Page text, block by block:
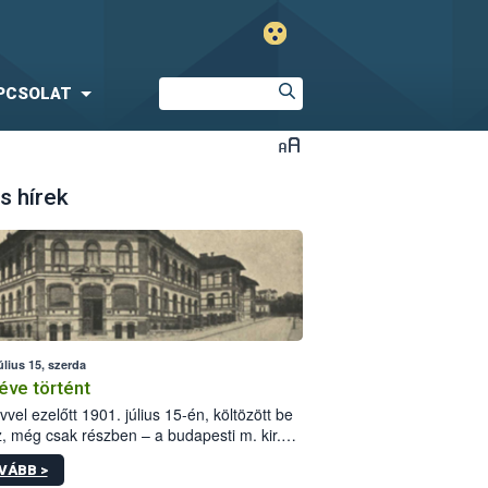
hírek
15, szerda
történt
ezelőtt 1901. július 15-én, költözött be
még csak részben – a budapesti m. kir.
állomás a Kis Rókus utca
alatti, Czigler Győző által tervezett új
>